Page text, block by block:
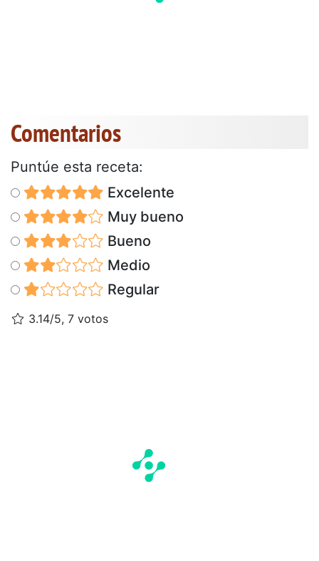
Comentarios
Puntúe esta receta:
Excelente
Muy bueno
Bueno
Medio
Regular
3.14/5, 7 votos